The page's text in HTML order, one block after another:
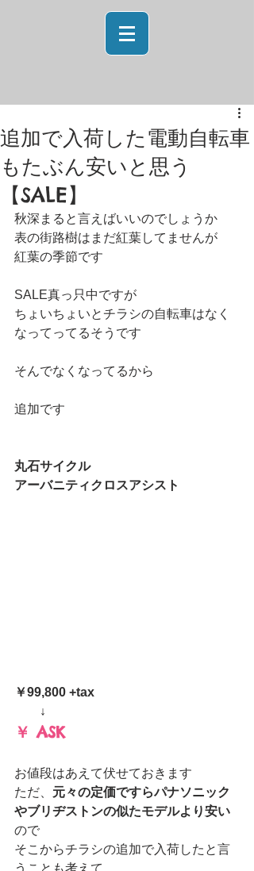
追加で入荷した電動自転車
もたぶん安いと思う
【SALE】
秋深まると言えばいいのでしょうか
表の街路樹はまだ紅葉してませんが
紅葉の季節です
SALE真っ只中ですが
ちょいちょいとチラシの自転車はなく
なってってるそうです
そんでなくなってるから
追加です
丸石サイクル
アーバニティクロスアシスト
￥99,800 +tax
↓
￥ ASK
お値段はあえて伏せておきます
ただ、 元々の定価ですらパナソニック
やブリヂストンの似たモデルより安い
ので
そこからチラシの追加で入荷したと言
うことも考えて